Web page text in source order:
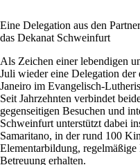
Eine Delegation aus den
das Dekanat Schweinfurt
Als Zeichen einer lebendigen
Juli wieder eine Delegation der
Janeiro im Evangelisch-
Seit Jahrzehnten verbindet
gegenseitigen Besuchen und
Schweinfurt unterstützt dabei
Samaritano, in der rund 100
Elementarbildung,
Betreuung erhalten.